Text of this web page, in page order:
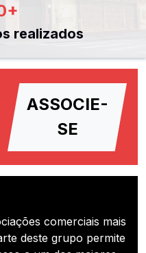
+
realizados
ASSOCIE-
SE
comerciais mais
deste grupo permite